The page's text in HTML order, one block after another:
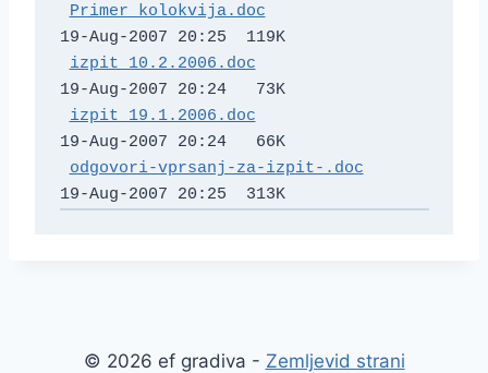
Primer kolokvija.doc
19-Aug-2007 20:25  119K
izpit 10.2.2006.doc
19-Aug-2007 20:24   73K
izpit 19.1.2006.doc
19-Aug-2007 20:24   66K
odgovori-vprsanj-za-izpit-.doc
© 2026 ef gradiva - Zemljevid strani